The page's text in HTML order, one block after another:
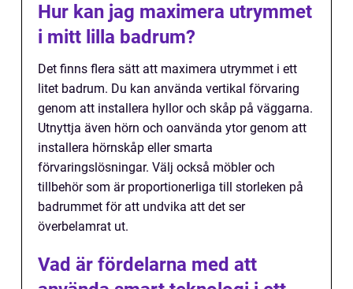
Hur kan jag maximera utrymmet
i mitt lilla badrum?
Det finns flera sätt att maximera utrymmet i ett
litet badrum. Du kan använda vertikal förvaring
genom att installera hyllor och skåp på väggarna.
Utnyttja även hörn och oanvända ytor genom att
installera hörnskåp eller smarta
förvaringslösningar. Välj också möbler och
tillbehör som är proportionerliga till storleken på
badrummet för att undvika att det ser
överbelamrat ut.
Vad är fördelarna med att